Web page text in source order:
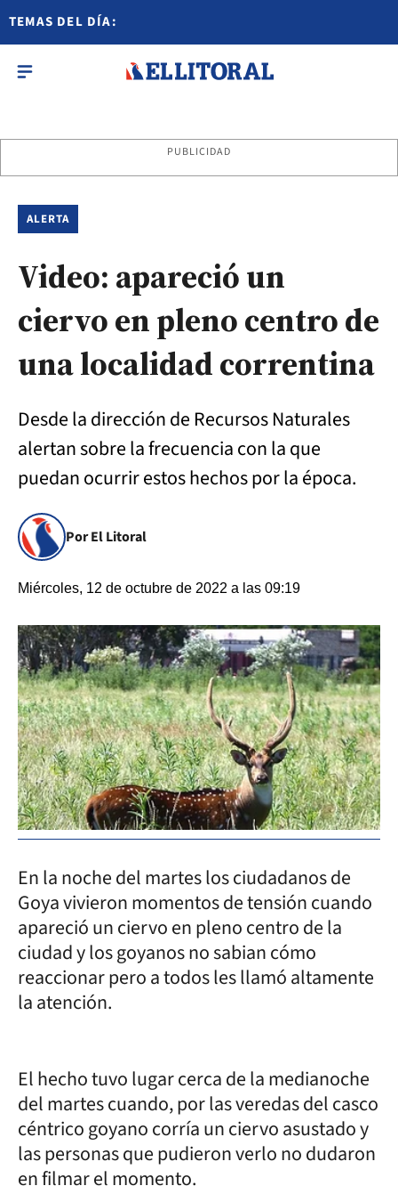
TEMAS DEL DÍA:
PUBLICIDAD
ALERTA
Video: apareció un
ciervo en pleno centro de
una localidad correntina
Desde la dirección de Recursos Naturales
alertan sobre la frecuencia con la que
puedan ocurrir estos hechos por la época.
Por El Litoral
Miércoles, 12 de octubre de 2022 a las 09:19
En la noche del martes los ciudadanos de
Goya vivieron momentos de tensión cuando
apareció un ciervo en pleno centro de la
ciudad y los goyanos no sabian cómo
reaccionar pero a todos les llamó altamente
la atención.
El hecho tuvo lugar cerca de la medianoche
del martes cuando, por las veredas del casco
céntrico goyano corría un ciervo asustado y
las personas que pudieron verlo no dudaron
en filmar el momento.